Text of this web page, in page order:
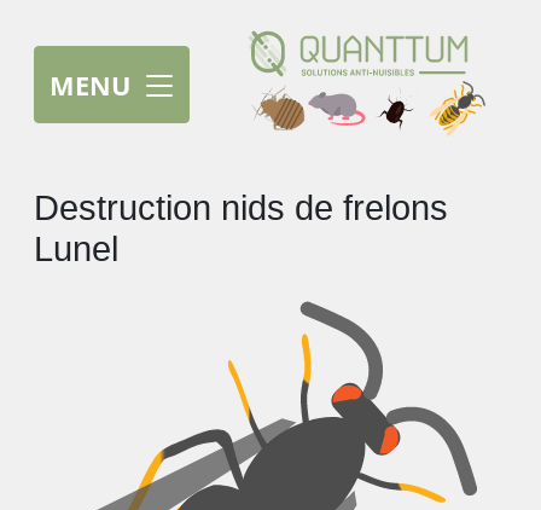
MENU
Destruction nids de frelons
Lunel